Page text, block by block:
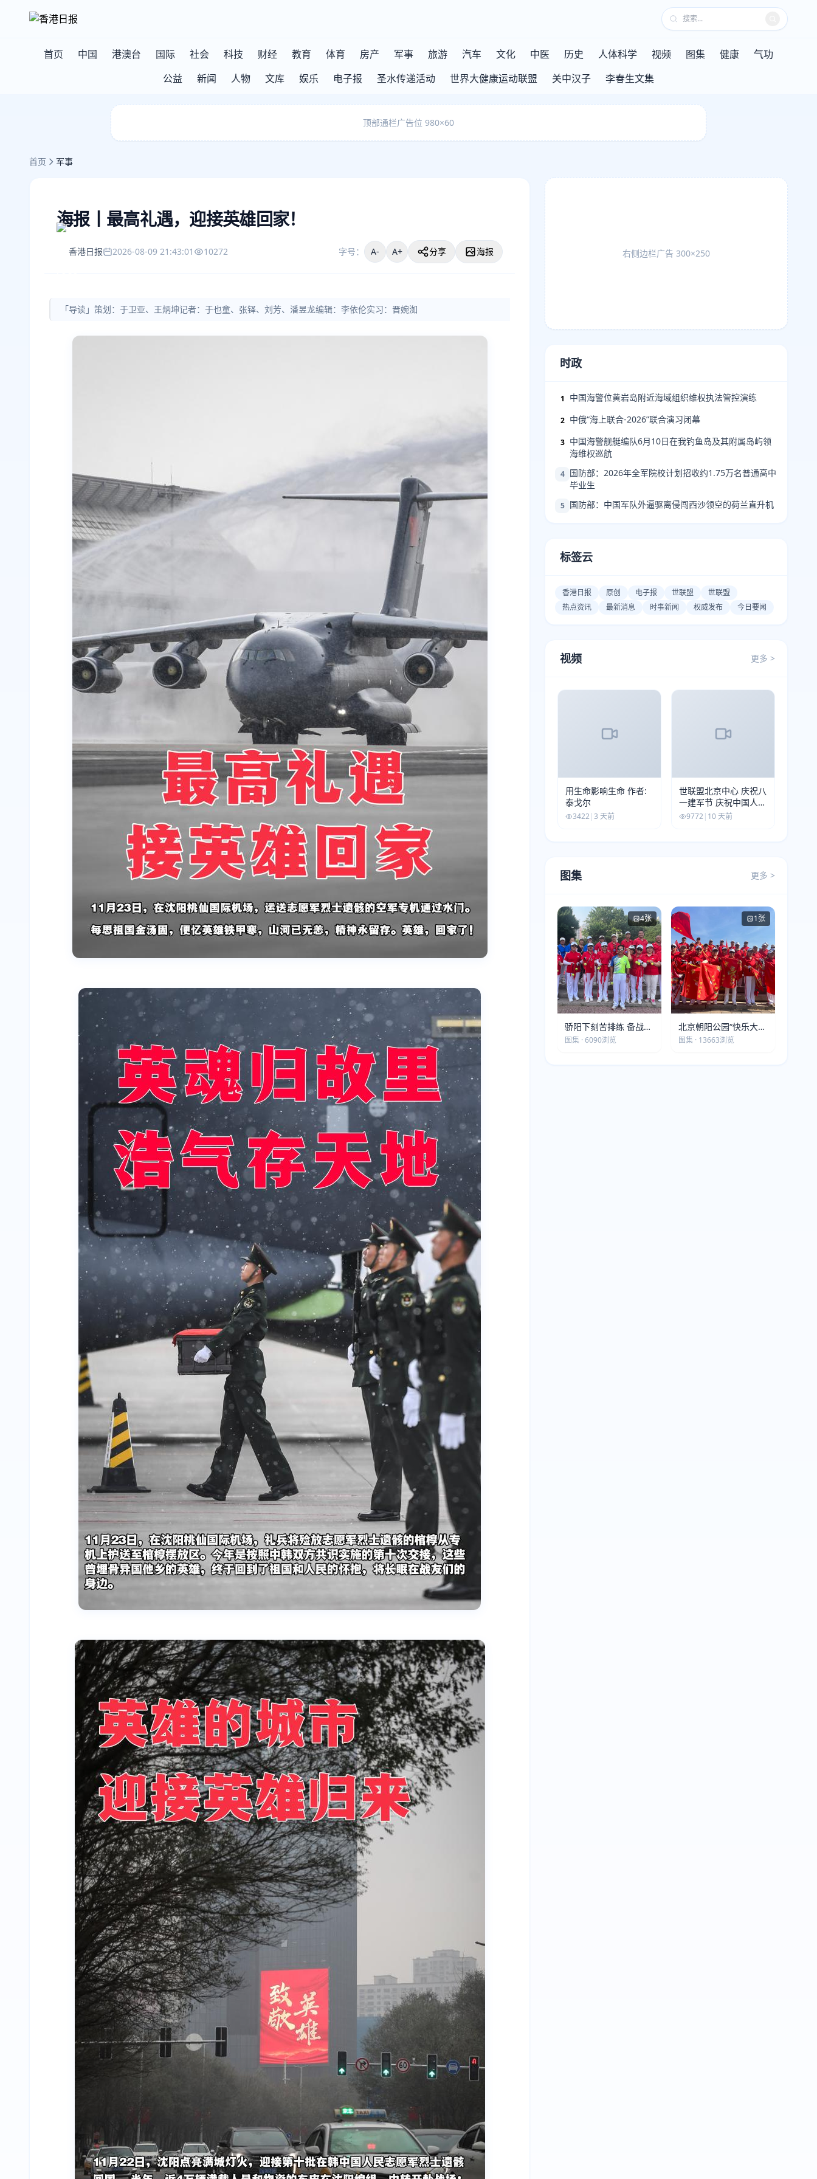
首页 中国 港澳台 国际 社会 科技 财经 教育 体育 房产 军事 旅游 汽车 文化 中医 历史 人体科学 视频 图集 健康
气功
公益
新闻 人物 文库 娱乐 电子报 圣水传递活动 世界大健康运动联盟 关中汉子 李春生文集
顶部通栏广告位 980×60
首页 军事
海报丨最高礼遇，迎接英雄回家！
香港日报 2026-08-09 21:43:01 10272 字号： A- A+ 分享 海报
「导读」策划：于卫亚、王炳坤记者：于也童、张铎、刘芳、潘昱龙编辑：李依伦实习：晋婉洳
右侧边栏广告 300×250
时政
1 中国海警位黄岩岛附近海域组织维权执法管控演练
2 中俄“海上联合-2026”联合演习闭幕
3 中国海警舰艇编队6月10日在我钓鱼岛及其附属岛屿领
海维权巡航
4 国防部：2026年全军院校计划招收约1.75万名普通高中
毕业生
5 国防部：中国军队外逼驱离侵闯西沙领空的荷兰直升机
标签云
香港日报 原创 电子报 世联盟
世联盟
热点资讯
最新消息 时事新闻 权威发布 今日要闻
视频 更多 >
用生命影响生命 作者:
泰戈尔
3422 |3 天前
世联盟北京中心 庆祝八
一建军节 庆祝中国人民
解放军建军99周年
9772 | 10 天前
图集 更多 >
4张
骄阳下刻苦排练 备战第
五届莫斯科世界大健康
图集 · 6090浏览
1张
北京朝阳公园“快乐大本
营”建党105周年庆祝活
图集 · 13663浏览